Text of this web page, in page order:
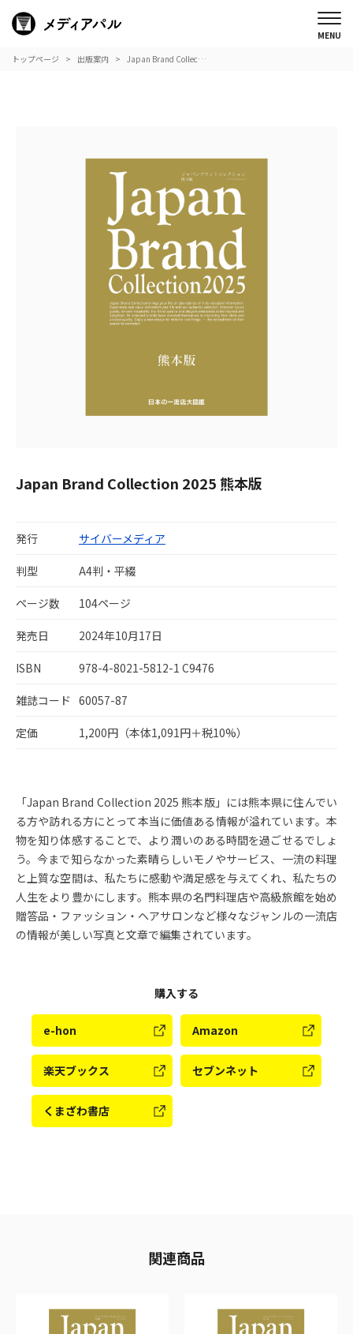
トップページ 出版案内 Japan Brand Collec…
Japan Brand Collection 2025 熊本版
発行 サイバーメディア
判型 A4判・平綴
ページ数 104ページ
発売日 2024年10月17日
ISBN 978-4-8021-5812-1 C9476
雑誌コード 60057-87
定価 1,200円（本体1,091円＋税10%）
「Japan Brand Collection 2025 熊本版」には熊本県に住んでい
る方や訪れる方にとって本当に価値ある情報が溢れています。本
物を知り体感することで、より潤いのある時間を過ごせるでしょ
う。今まで知らなかった素晴らしいモノやサービス、一流の料理
と上質な空間は、私たちに感動や満足感を与えてくれ、私たちの
人生をより豊かにします。熊本県の名門料理店や高級旅館を始め
贈答品・ファッション・ヘアサロンなど様々なジャンルの一流店
の情報が美しい写真と文章で編集されています。
購入する
e-hon Amazon
楽天ブックス セブンネット
くまざわ書店
関連商品